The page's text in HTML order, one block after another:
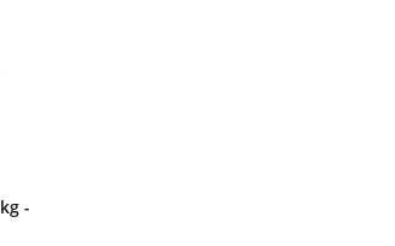
-